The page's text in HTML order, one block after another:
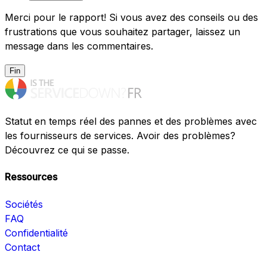
Merci pour le rapport! Si vous avez des conseils ou des
frustrations que vous souhaitez partager, laissez un
message dans les commentaires.
Fin
Statut en temps réel des pannes et des problèmes avec
les fournisseurs de services. Avoir des problèmes?
Découvrez ce qui se passe.
Ressources
Sociétés
FAQ
Confidentialité
Contact